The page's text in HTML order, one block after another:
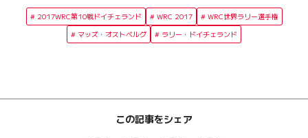
2017WRC第10戦ドイチェランド WRC 2017
WRC世界ラリー選手権
マッズ・オストベルグ
ラリー・ドイチェランド
この記事をシェア